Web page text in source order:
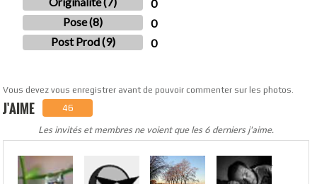
0
Pose (8)
0
Post Prod (9)
0
Vous devez vous enregistrer avant de pouvoir commenter sur les photos.
J'AIME 46
Les invités et membres ne voient que les 6 derniers j'aime.
.